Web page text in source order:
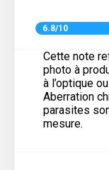
6.8/10
Cette note
photo à
à l’optique
Aberration
parasites
mesure.